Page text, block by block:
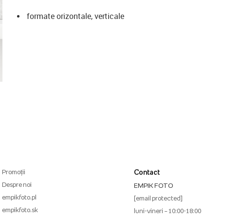
formate orizontale, verticale
Promoții
Despre noi
empikfoto.pl
empikfoto.sk
Contact
EMPIK FOTO
[email protected]
luni-vineri – 10:00-18:00